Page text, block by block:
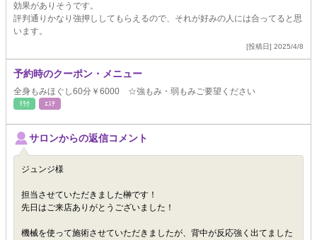
効果がありそうです。
評判通りかなり強押ししてもらえるので、それが好みの人には合ってると思
います。
[投稿日] 2025/4/8
予約時のクーポン・メニュー
全身もみほぐし60分￥6000 ☆強もみ・弱もみご要望ください
ﾘﾗｸ ｴｽﾃ
サロンからの返信コメント
ジュンジ様
担当させていただきました榊です！
先日はご来店ありがとうございました！
機械を使って施術させていただきましたが、背中が反応強く出てました